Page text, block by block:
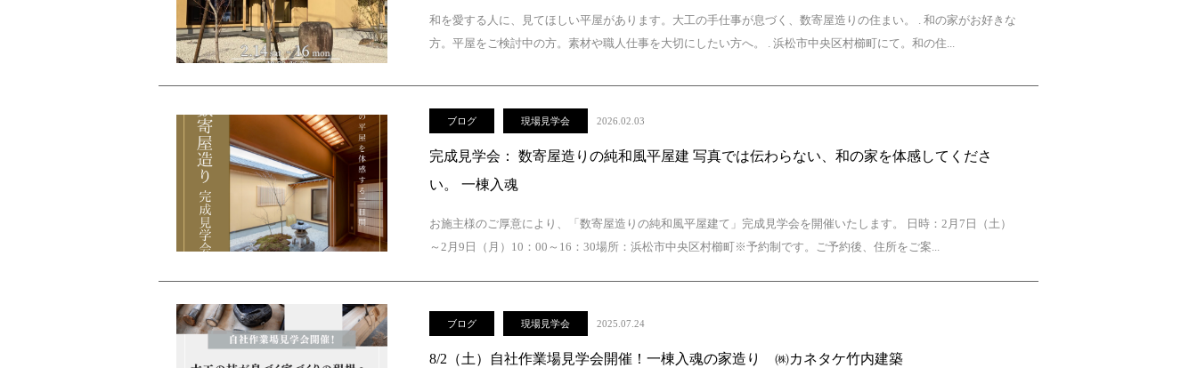
和を愛する人に、見てほしい平屋があります。大工の手仕事が息づく、数寄屋造りの住まい。 . 和の家がお好きな
方。平屋をご検討中の方。素材や職人仕事を大切にしたい方へ。 . 浜松市中央区村櫛町にて。和の住...
ブログ 現場見学会 2026.02.03
完成見学会： 数寄屋造りの純和風平屋建 写真では伝わらない、和の家を体感してくださ
い。 一棟入魂
お施主様のご厚意により、「数寄屋造りの純和風平屋建て」完成見学会を開催いたします。 日時：2月7日（土）
～2月9日（月）10：00～16：30場所：浜松市中央区村櫛町※予約制です。ご予約後、住所をご案...
ブログ 現場見学会 2025.07.24
8/2（土）自社作業場見学会開催！一棟入魂の家造り ㈱カネタケ竹内建築